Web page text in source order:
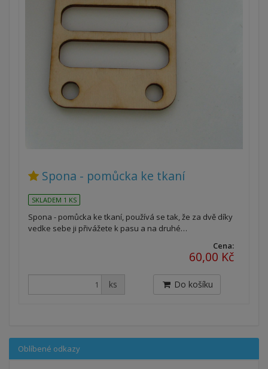
Spona - pomůcka ke tkaní
SKLADEM 1 KS
Spona - pomůcka ke tkaní, používá se tak, že za dvě díky
vedke sebe ji přivážete k pasu a na druhé…
Cena:
60,00 Kč
ks Do košíku
Oblíbené odkazy